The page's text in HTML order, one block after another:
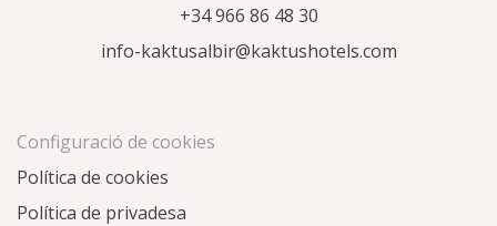
+34 966 86 48 30
info-kaktusalbir@kaktushotels.com
Configuració de cookies
Política de cookies
Política de privadesa